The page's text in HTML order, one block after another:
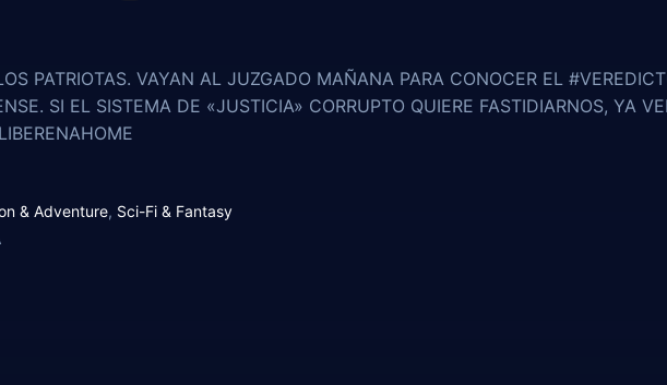
PATRIOTAS. VAYAN AL JUZGADO MAÑANA PARA CONOCER EL
SI EL SISTEMA DE «JUSTICIA» CORRUPTO QUIERE FASTIDIARNOS, YA
& Adventure, Sci-Fi & Fantasy